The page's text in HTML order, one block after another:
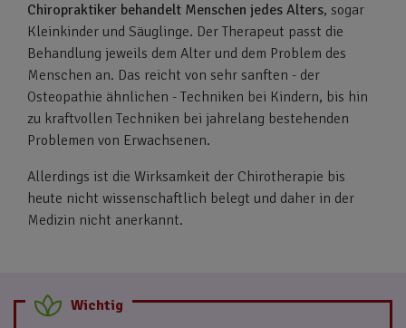
Chiropraktiker behandelt Menschen jedes Alters, sogar
Kleinkinder und Säuglinge. Der Therapeut passt die
Behandlung jeweils dem Alter und dem Problem des
Menschen an. Das reicht von sehr sanften - der
Osteopathie ähnlichen - Techniken bei Kindern, bis hin
zu kraftvollen Techniken bei jahrelang bestehenden
Problemen von Erwachsenen.
Allerdings ist die Wirksamkeit der Chirotherapie bis
heute nicht wissenschaftlich belegt und daher in der
Medizin nicht anerkannt.